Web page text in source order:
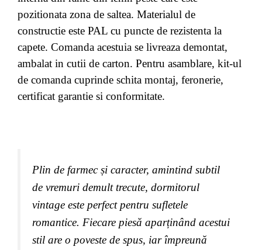
pozitionata zona de saltea. Materialul de
constructie este PAL cu puncte de rezistenta la
capete. Comanda acestuia se livreaza demontat,
ambalat in cutii de carton. Pentru asamblare, kit-ul
de comanda cuprinde schita montaj, feronerie,
certificat garantie si conformitate.
Plin de farmec și caracter, amintind subtil
de vremuri demult trecute, dormitorul
vintage este perfect pentru sufletele
romantice. Fiecare piesă aparținând acestui
stil are o poveste de spus, iar împreună